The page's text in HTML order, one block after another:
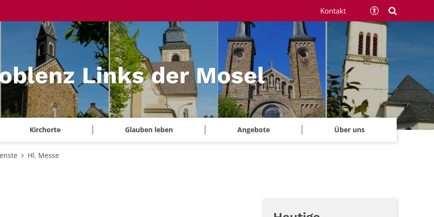
Links der Mosel
Kirchorte Glauben leben Angebote Über uns
Kontakt
Hl. Messe